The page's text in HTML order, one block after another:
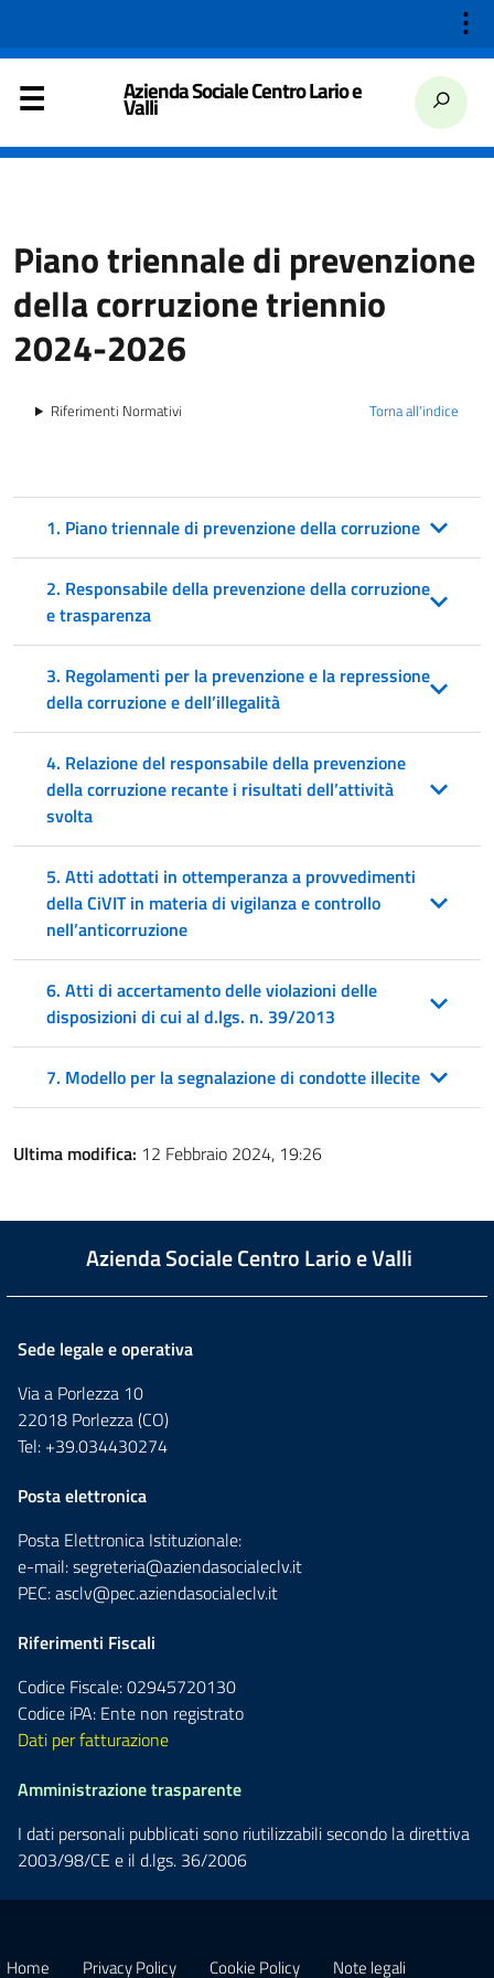
⋮
Azienda Sociale Centro Lario e
Valli
Piano triennale di prevenzione
della corruzione triennio
2024-2026
Torna all'indice
Riferimenti Normativi
1. Piano triennale di prevenzione della corruzione
2. Responsabile della prevenzione della corruzione
e trasparenza
3. Regolamenti per la prevenzione e la repressione
della corruzione e dell’illegalità
4. Relazione del responsabile della prevenzione
della corruzione recante i risultati dell’attività
svolta
5. Atti adottati in ottemperanza a provvedimenti
della CiVIT in materia di vigilanza e controllo
nell’anticorruzione
6. Atti di accertamento delle violazioni delle
disposizioni di cui al d.lgs. n. 39/2013
7. Modello per la segnalazione di condotte illecite
Ultima modifica: 12 Febbraio 2024, 19:26
Azienda Sociale Centro Lario e Valli
Sede legale e operativa
Via a Porlezza 10
22018 Porlezza (CO)
Tel: +39.034430274
Posta elettronica
Posta Elettronica Istituzionale:
e-mail:segreteria@aziendasocialeclv.it
PEC:asclv@pec.aziendasocialeclv.it
Riferimenti Fiscali
Codice Fiscale: 02945720130
Codice iPA: Ente non registrato
Dati per fatturazione
Amministrazione trasparente
I dati personali pubblicati sono riutilizzabili secondo la direttiva
2003/98/CE e il d.lgs. 36/2006
Home Privacy Policy Cookie Policy Note legali